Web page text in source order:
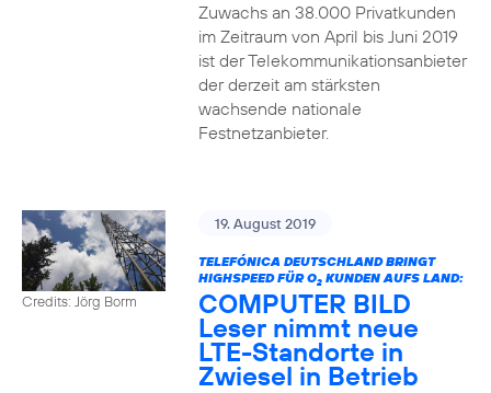
Zuwachs an 38.000 Privatkunden
im Zeitraum von April bis Juni 2019
ist der Telekommunikationsanbieter
der derzeit am stärksten
wachsende nationale
Festnetzanbieter.
Credits: Jörg Borm
19. August 2019
TELEFÓNICA DEUTSCHLAND BRINGT
HIGHSPEED FÜR O2KUNDEN AUFS LAND:
COMPUTER BILD
Leser nimmt neue
LTE-Standorte in
Zwiesel in Betrieb